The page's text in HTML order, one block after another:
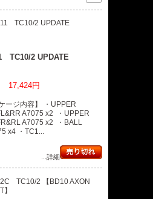
TC10/2 UPDATE
17,424円
ージ内容】 ・UPPER
A7075 x2 ・UPPER
A7075 x2 ・BALL
x4 ・TC1...
...詳細